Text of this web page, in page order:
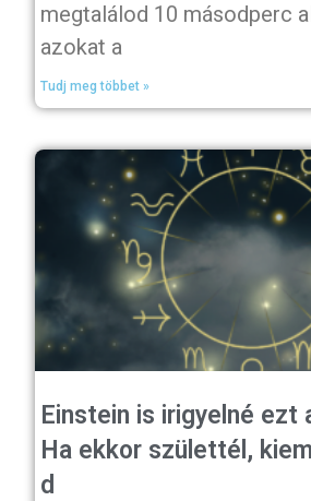
megtalálod 10 másodperc
azokat a
Tudj meg többet »
Einstein is irigyelné ezt
Ha ekkor születtél,
d